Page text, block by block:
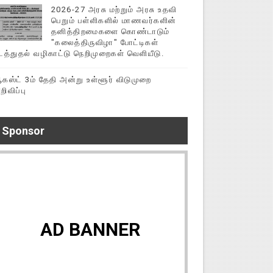
2026-27 அரசு மற்றும் அரசு உதவி
பெறும் பள்ளிகளில் மாணவர்களின்
தனித்திறமைகளை கொண்டாடும்
"கலைத்திருவிழா" போட்டிகள்
வழிகாட்டு நெறிமுறைகள் வெளியீடு.
3ம் தேதி அன்று உள்ளூர் விடுமுறை
Sponsor
AD BANNER